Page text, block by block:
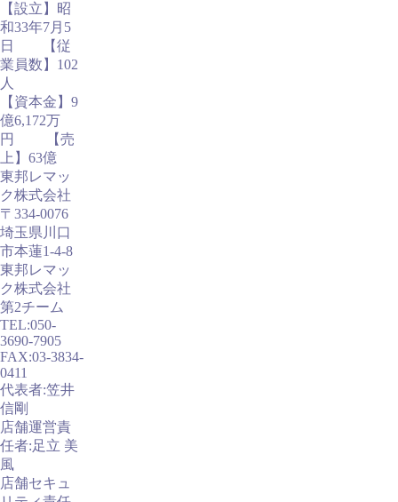
【設立】昭
和33年7月5
日 【従
業員数】102
人
【資本金】9
億6,172万
円 【売
上】63億
東邦レマッ
ク株式会社
〒334-0076
埼玉県川口
市本蓮1-4-8
東邦レマッ
ク株式会社
第2チーム
TEL:050-
3690-7905
FAX:03-3834-
0411
代表者:笠井
信剛
店舗運営責
任者:足立 美
風
店舗セキュ